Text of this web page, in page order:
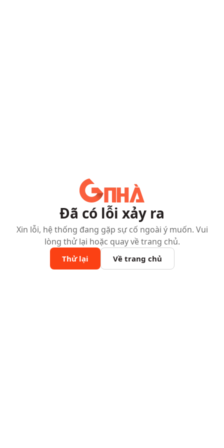
Đã có lỗi xảy ra
Xin lỗi, hệ thống đang gặp sự cố ngoài ý muốn. Vui
lòng thử lại hoặc quay về trang chủ.
Thử lại Về trang chủ